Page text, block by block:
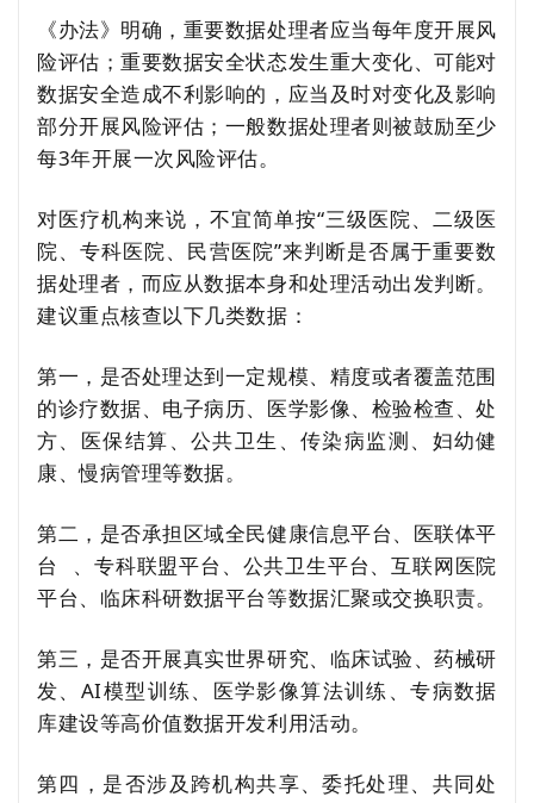
《办法》明确，重要数据处理者应当每年度开展风
险评估；重要数据安全状态发生重大变化、可能对
数据安全造成不利影响的，应当及时对变化及影响
部分开展风险评估；一般数据处理者则被鼓励至少
每3年开展一次风险评估。
对医疗机构来说，不宜简单按“三级医院、二级医
院、专科医院、民营医院”来判断是否属于重要数
据处理者，而应从数据本身和处理活动出发判断。
建议重点核查以下几类数据：
第一，是否处理达到一定规模、精度或者覆盖范围
的诊疗数据、电子病历、医学影像、检验检查、处
方、医保结算、公共卫生、传染病监测、妇幼健
康、慢病管理等数据。
第二，是否承担区域全民健康信息平台、 医联体平
台
、专科联盟平台、公共卫生平台、互联网医院
平台、临床科研数据平台等数据汇聚或交换职责。
第三，是否开展真实世界研究、临床试验、药械研
发、AI模型训练、医学影像算法训练、专病数据
库建设等高价值数据开发利用活动。
第四，是否涉及跨机构共享、委托处理、共同处